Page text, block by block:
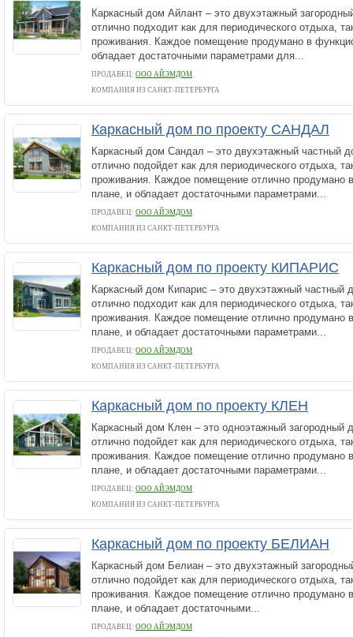
Каркасный дом Айлант – это двухэтажный
отлично подходит как для периодического отдыха,
проживания. Каждое помещение продумано в
обладает достаточными параметрами для...
ПРОДАВЕЦ: ООО АЙЭМДОМ
КОМПАНИЯ ИЗ САНКТ-ПЕТЕРБУРГА
Каркасный дом по проекту САНДАЛ
Каркасный дом Сандал – это двухэтажный частный
отлично подойдет как для периодического отдыха,
проживания. Каждое помещение отлично продумано
плане, и обладает достаточными параметрами...
ПРОДАВЕЦ: ООО АЙЭМДОМ
КОМПАНИЯ ИЗ САНКТ-ПЕТЕРБУРГА
Каркасный дом по проекту КИПАРИС
Каркасный дом Кипарис – это двухэтажный частный
отлично подходит как для периодического отдыха,
проживания. Каждое помещение отлично продумано
плане, и обладает достаточными параметрами...
ПРОДАВЕЦ: ООО АЙЭМДОМ
КОМПАНИЯ ИЗ САНКТ-ПЕТЕРБУРГА
Каркасный дом по проекту КЛЕН
Каркасный дом Клен – это одноэтажный загородный
отлично подойдет как для периодического отдыха,
проживания. Каждое помещение отлично продумано
плане, и обладает достаточными параметрами...
ПРОДАВЕЦ: ООО АЙЭМДОМ
КОМПАНИЯ ИЗ САНКТ-ПЕТЕРБУРГА
Каркасный дом по проекту БЕЛИАН
Каркасный дом Белиан – это двухэтажный
отлично подойдет как для периодического отдыха,
проживания. Каждое помещение отлично продумано
плане, и обладает достаточными...
ПРОДАВЕЦ: ООО АЙЭМДОМ